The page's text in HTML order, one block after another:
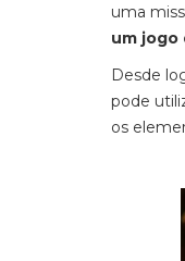
uma
um jogo
Desde
pode
os